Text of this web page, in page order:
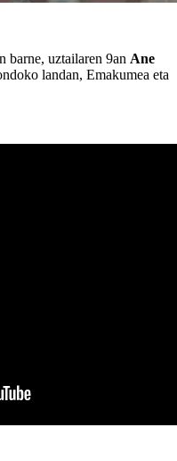
barne, uztailaren 9an Ane
landan, Emakumea eta